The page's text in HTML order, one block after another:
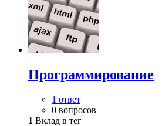
Программирование
1 ответ
0 вопросов
1 Вклад в тег